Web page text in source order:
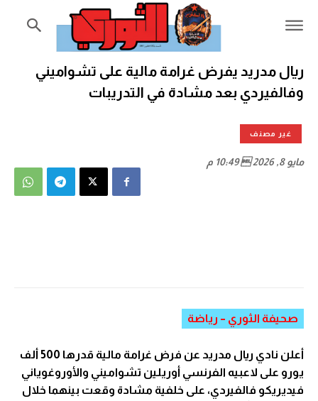
ريال مدريد يفرض غرامة مالية على تشواميني
وفالفيردي بعد مشادة في التدريبات
غير مصنف
مايو 8, 2026  10:49 م
صحيفة الثوري – رياضة
أعلن نادي ريال مدريد عن فرض غرامة مالية قدرها 500 ألف
يورو على لاعبيه الفرنسي أوريلين تشواميني والأوروغوياني
فيديريكو فالفيردي، على خلفية مشادة وقعت بينهما خلال